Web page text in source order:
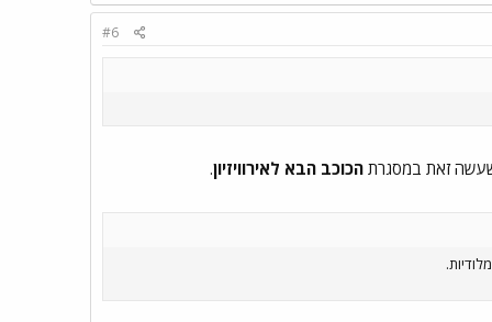
#6
זאת במסגרת הכוכב הבא לאירוויזיון.